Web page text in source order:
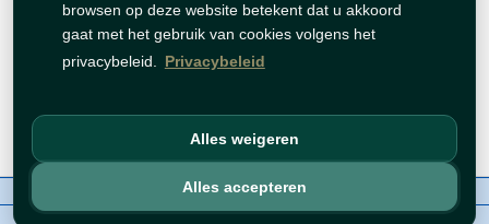
browsen op deze website betekent dat u akkoord
gaat met het gebruik van cookies volgens het
privacybeleid. Privacybeleid
Alles weigeren
Alles accepteren
€ 8,99
Op voorraad
Voeg toe
€ 4,99
Voeg toe
Contact Beleid